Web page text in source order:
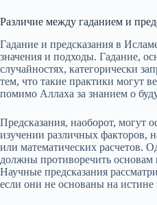
Различие между гаданием и
Гадание и предсказания в
значения и подходы. Гадание,
случайностях, категорически
тем, что такие практики могут
помимо Аллаха за знанием о
Предсказания, наоборот, могут
изучении различных факторов,
или математических расчетов.
должны противоречить
Научные предсказания
если они не основаны на истине